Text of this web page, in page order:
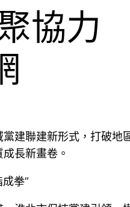
協
建聯建新形式，打破
長新畫卷。
拳”